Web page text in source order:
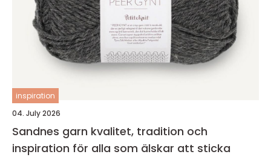
inspiration
04. July 2026
Sandnes garn kvalitet, tradition och
inspiration för alla som älskar att sticka